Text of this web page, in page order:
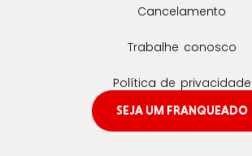
Cancelamento
Trabalhe conosco
Política de privacidade
SEJA UM FRANQUEADO